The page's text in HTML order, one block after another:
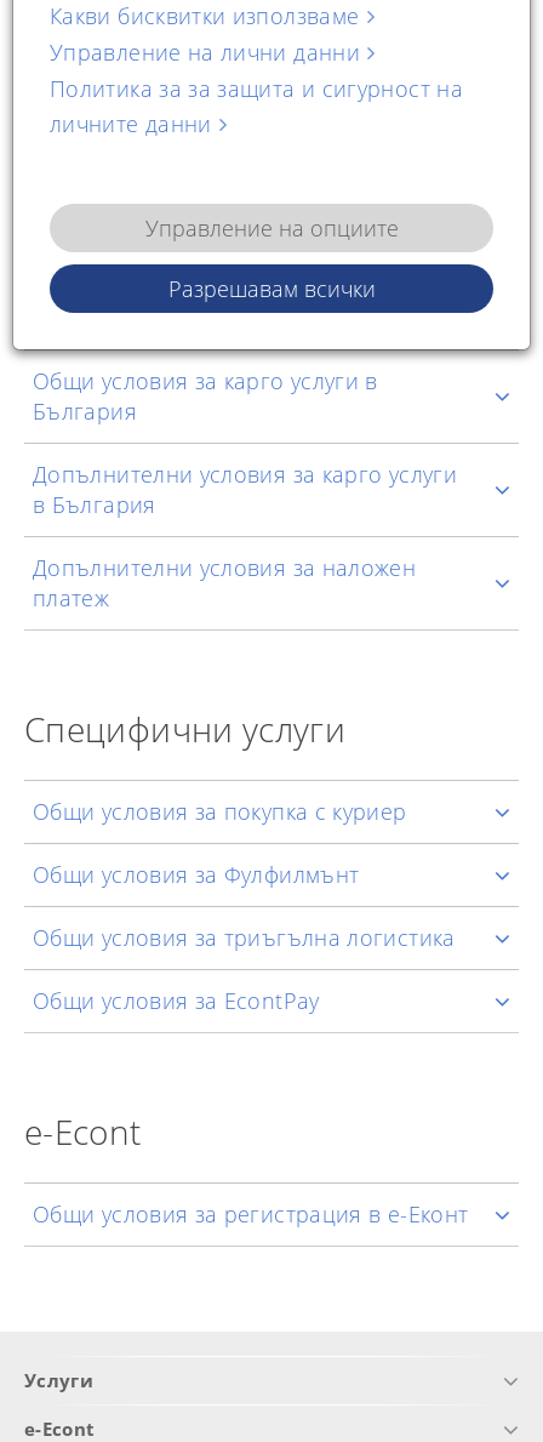
Какви бисквитки използваме
Управление на лични данни
Политика за за защита и сигурност на
личните данни
Управление на опциите
Разрешавам всички
Пощенски паричен превод
Общи условия за пощенски паричен
Карго услуги
Общи условия за карго услуги в
България
Допълнителни условия за карго услуги
в България
Допълнителни условия за наложен
платеж
Специфични услуги
Общи условия за покупка с куриер
Общи условия за Фулфилмънт
Общи условия за триъгълна логистика
Общи условия за EcontPay
e-Econt
Общи условия за регистрация в е-Еконт
Услуги
e-Econt